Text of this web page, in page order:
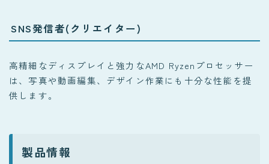
SNS発信者(クリエイター)
高精細なディスプレイと強力なAMD Ryzenプロセッサー
は、写真や動画編集、デザイン作業にも十分な性能を提
供します。
製品情報